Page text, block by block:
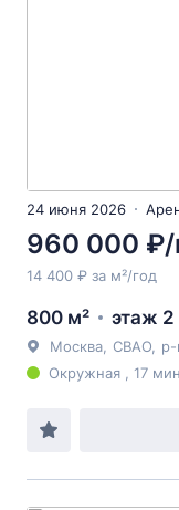
24 июня 2026
960 000
14 400 ₽ за м²/год
800 м² этаж 2
Москва СВАО
Окружная , 17